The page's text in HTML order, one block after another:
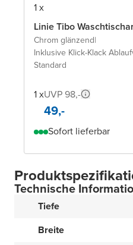
1 x
Linie Tibo
Chrom glänzend|
Inklusive Klick-Klack
Standard
1 xUVP 98,-
49,-
Sofort lieferbar
Technische
Tiefe
Breite